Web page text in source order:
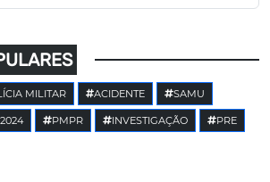
MILITAR ACIDENTE SAMU
2024 PMPR INVESTIGAÇÃO PRE